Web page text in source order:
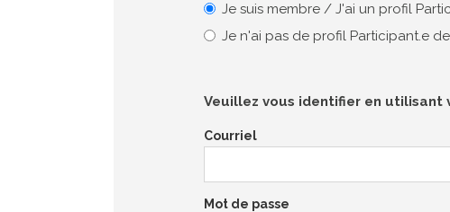
Je suis membre / J'ai un profil
Je n'ai pas de profil Participant.e
Veuillez vous identifier en
Courriel
Mot de passe